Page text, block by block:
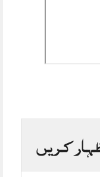
کریں